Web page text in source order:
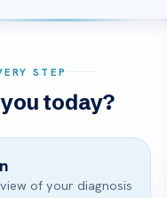
STEP
today?
of your diagnosis